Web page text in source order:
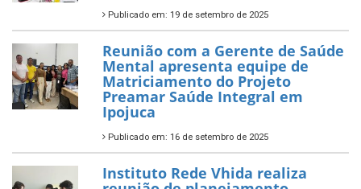
Publicado em: 19 de setembro de 2025
Reunião com a Gerente de Saúde
Mental apresenta equipe de
Matriciamento do Projeto
Preamar Saúde Integral em
Ipojuca
Publicado em: 16 de setembro de 2025
Instituto Rede Vhida realiza